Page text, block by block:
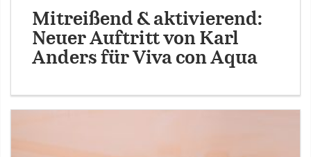
Mitreißend & aktivierend:
Neuer Auftritt von Karl
Anders für Viva con Aqua